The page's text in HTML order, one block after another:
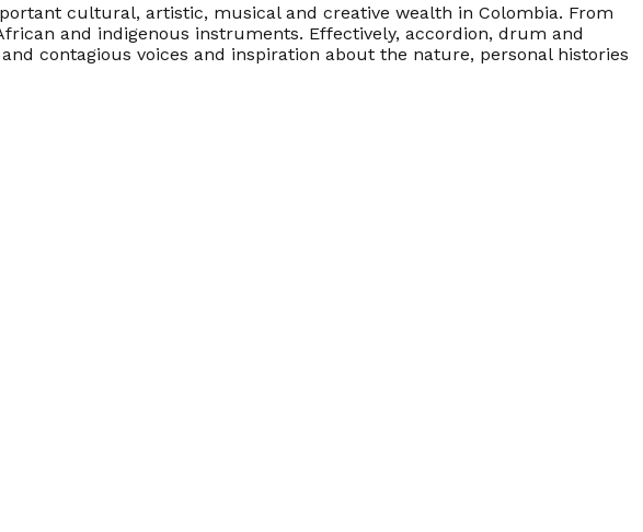
cultural, artistic, musical and creative wealth in Colombia. From
and indigenous instruments. Effectively, accordion, drum and
contagious voices and inspiration about the nature, personal histories